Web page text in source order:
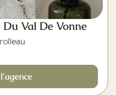
Du Val De Vonne